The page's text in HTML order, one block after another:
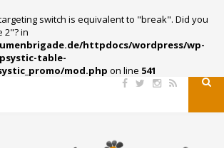
switch is equivalent to "break". Did you
2"? in
httpdocs/wordpress/wp-
table-
mod.php on line 541